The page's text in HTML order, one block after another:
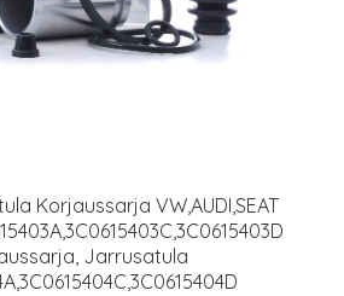
Korjaussarja VW,AUDI,SEAT
Jarrusatula